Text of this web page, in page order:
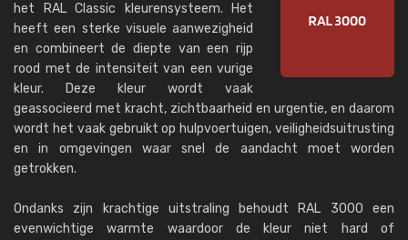
het RAL Classic kleurensysteem. Het
heeft een sterke visuele aanwezigheid
en combineert de diepte van een rijp
rood met de intensiteit van een vurige
kleur. Deze kleur wordt vaak
geassocieerd met kracht, zichtbaarheid en urgentie, en daarom
wordt het vaak gebruikt op hulpvoertuigen, veiligheidsuitrusting
en in omgevingen waar snel de aandacht moet worden
getrokken.
Ondanks zijn krachtige uitstraling behoudt RAL 3000 een
evenwichtige warmte waardoor de kleur niet hard of